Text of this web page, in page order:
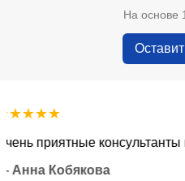
На основе
приятные консультанты и
Кобякова